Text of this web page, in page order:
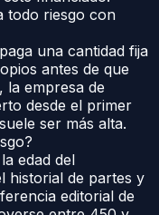
todo riesgo con
una cantidad fija
antes de que
la empresa de
desde el primer
ser más alta.
edad del
historial de partes y
editorial de